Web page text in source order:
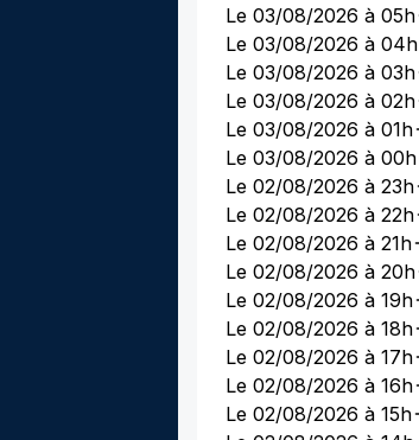
Le 03/08/2026 à 05h
Le 03/08/2026 à 04h
Le 03/08/2026 à 03h
Le 03/08/2026 à 02h
Le 03/08/2026 à 01h
Le 03/08/2026 à 00h
Le 02/08/2026 à 23h
Le 02/08/2026 à 22h
Le 02/08/2026 à 21h
Le 02/08/2026 à 20h
Le 02/08/2026 à 19h
Le 02/08/2026 à 18h
Le 02/08/2026 à 17h
Le 02/08/2026 à 16h
Le 02/08/2026 à 15h